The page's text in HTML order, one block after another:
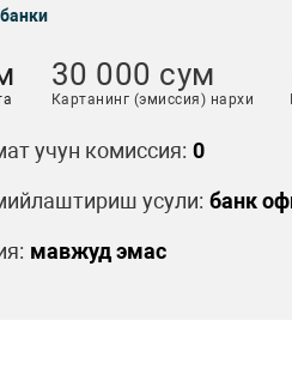
30 000 сум
Картанинг (эмиссия) нархи
учун комиссия: 0
усули: банк
мавжуд эмас